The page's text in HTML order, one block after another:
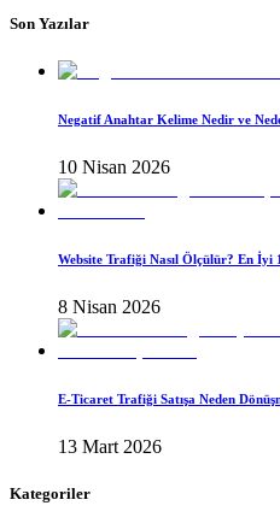
Son Yazılar
Negatif Anahtar Kelime Nedir ve
10 Nisan 2026
Website Trafiği Nasıl Ölçülür? En İyi
8 Nisan 2026
E-Ticaret Trafiği Satışa Neden
13 Mart 2026
Kategoriler